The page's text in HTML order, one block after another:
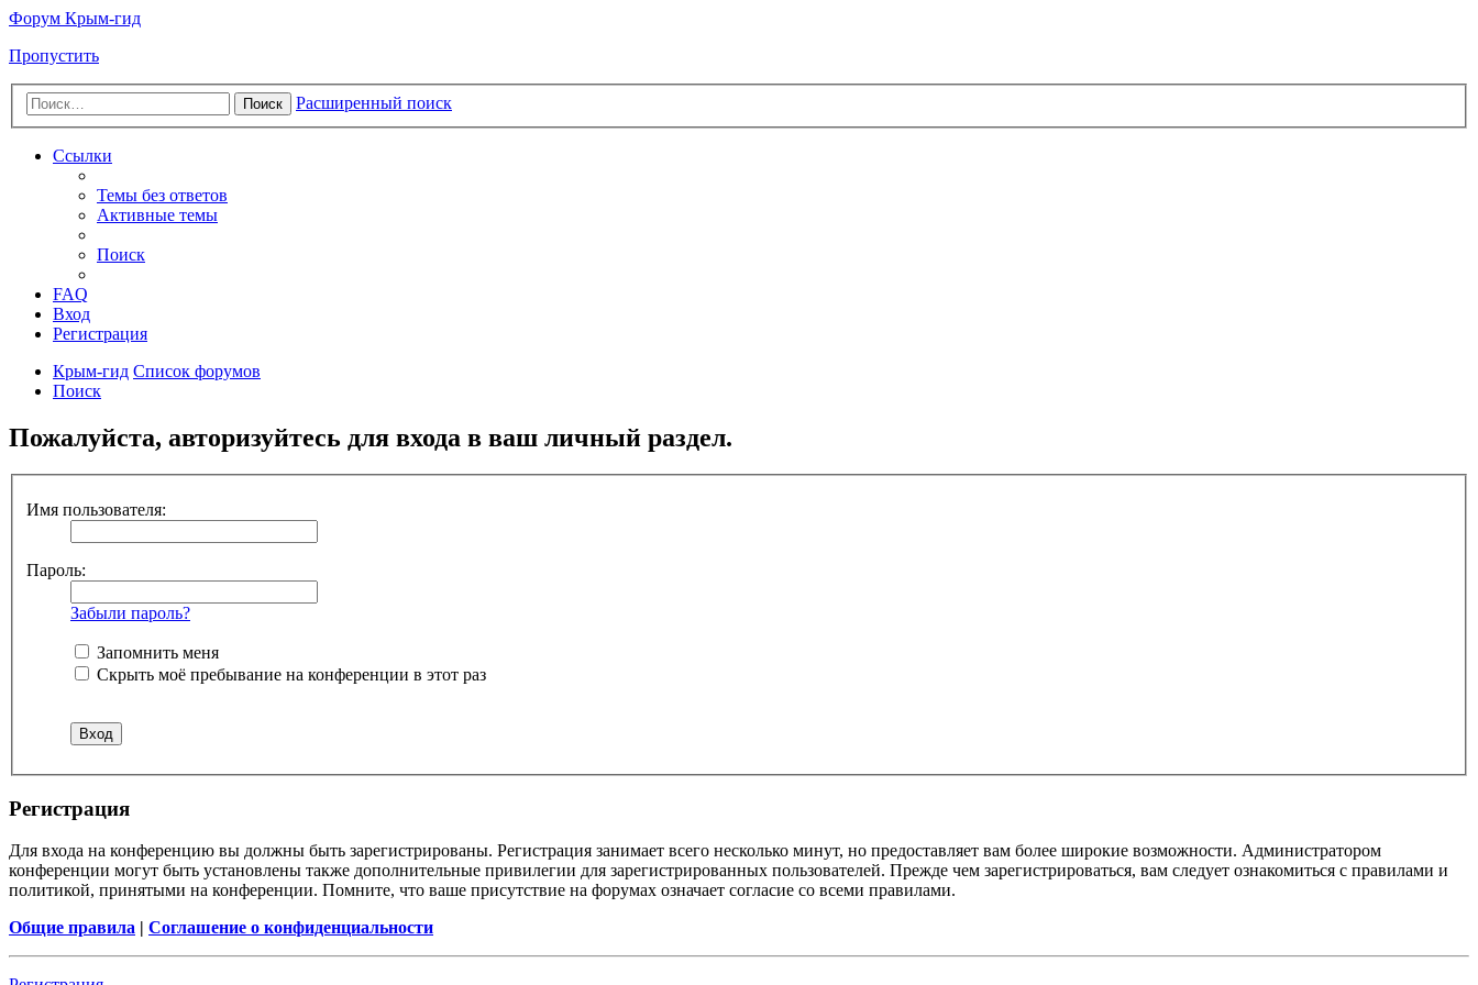
Форум Крым-гид
Пропустить
Поиск Расширенный поиск
Ссылки
Темы без ответов
Активные темы
Поиск
FAQ
Вход
Регистрация
Крым-гид Список форумов
Поиск
Пожалуйста, авторизуйтесь для входа в ваш личный раздел.
Имя пользователя:
Пароль:
Забыли пароль?
Запомнить меня
Скрыть моё пребывание на конференции в этот раз
Регистрация
Для входа на конференцию вы должны быть зарегистрированы. Регистрация занимает всего несколько минут, но предоставляет вам более широкие возможности. Администратором
конференции могут быть установлены также дополнительные привилегии для зарегистрированных пользователей. Прежде чем зарегистрироваться, вам следует ознакомиться с правилами и
политикой, принятыми на конференции. Помните, что ваше присутствие на форумах означает согласие со всеми правилами.
Общие правила | Соглашение о конфиденциальности